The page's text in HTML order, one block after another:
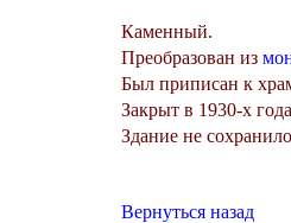
Каменный.
Преобразован из
Был приписан к
Закрыт в 1930-х
Здание не
Вернуться назад